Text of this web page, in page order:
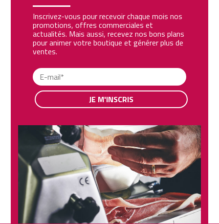
Inscrivez-vous pour recevoir chaque mois nos
promotions, offres commerciales et
actualités. Mais aussi, recevez nos bons plans
pour animer votre boutique et générer plus de
ventes.
JE M'INSCRIS